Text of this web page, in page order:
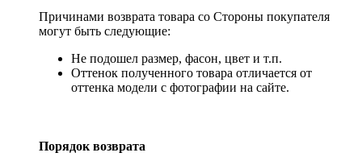
Причинами возврата товара со Стороны покупателя
могут быть следующие:
Не подошел размер, фасон, цвет и т.п.
Оттенок полученного товара отличается от
оттенка модели с фотографии на сайте.
Порядок возврата